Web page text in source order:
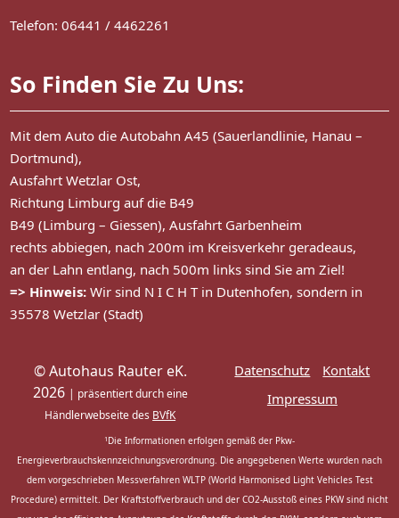
Telefon: 06441 / 4462261
So Finden Sie Zu Uns:
Mit dem Auto die Autobahn A45 (Sauerlandlinie, Hanau –
Dortmund),
Ausfahrt Wetzlar Ost,
Richtung Limburg auf die B49
B49 (Limburg – Giessen), Ausfahrt Garbenheim
rechts abbiegen, nach 200m im Kreisverkehr geradeaus,
an der Lahn entlang, nach 500m links sind Sie am Ziel!
=> Hinweis: Wir sind N I C H T in Dutenhofen, sondern in
35578 Wetzlar (Stadt)
© Autohaus Rauter eK.
2026 | präsentiert durch eine
Händlerwebseite des BVfK
Datenschutz
Kontakt
Impressum
1 Die Informationen erfolgen gemäß der Pkw-
Energieverbrauchskennzeichnungsverordnung. Die angegebenen Werte wurden nach
dem vorgeschrieben Messverfahren WLTP (World Harmonised Light Vehicles Test
Procedure) ermittelt. Der Kraftstoffverbrauch und der CO2-Ausstoß eines PKW sind nicht